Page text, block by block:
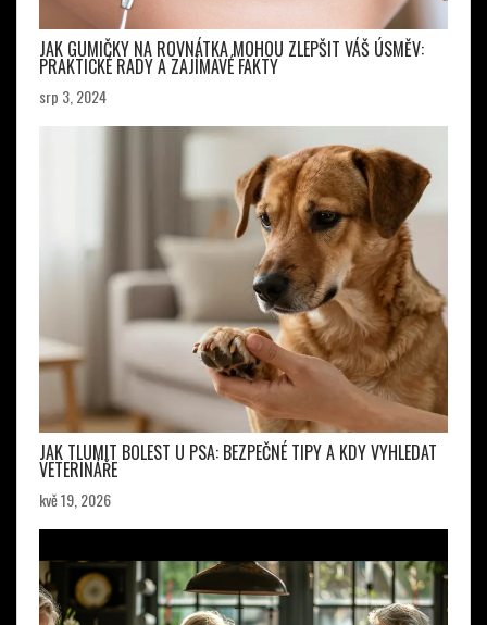
JAK GUMIČKY NA ROVNÁTKA MOHOU ZLEPŠIT VÁŠ ÚSMĚV:
PRAKTICKÉ RADY A ZAJÍMAVÉ FAKTY
srp 3, 2024
JAK TLUMIT BOLEST U PSA: BEZPEČNÉ TIPY A KDY VYHLEDAT
VETERINÁŘE
kvě 19, 2026